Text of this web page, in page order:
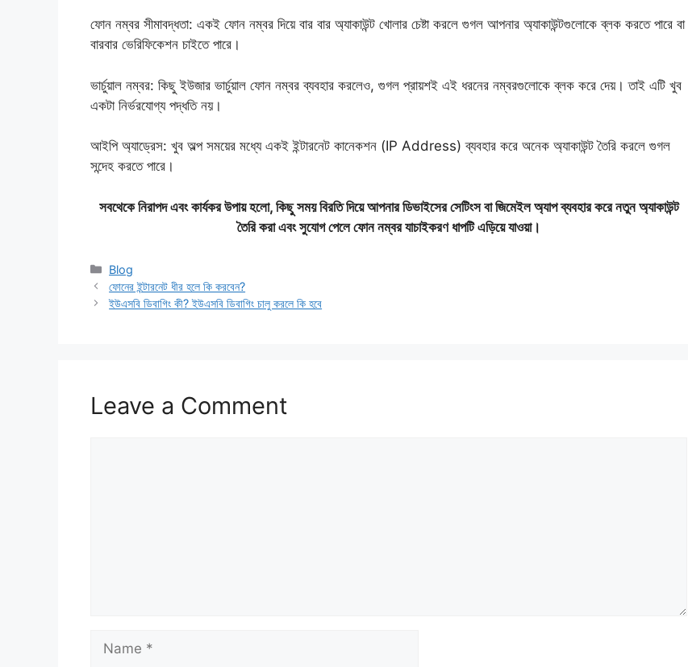
​ফোন নম্বর সীমাবদ্ধতা: একই ফোন নম্বর দিয়ে বার বার অ্যাকাউন্ট খোলার চেষ্টা করলে গুগল আপনার অ্যাকাউন্টগুলোকে ব্লক করতে পারে বা
বারবার ভেরিফিকেশন চাইতে পারে।
​ভার্চুয়াল নম্বর: কিছু ইউজার ভার্চুয়াল ফোন নম্বর ব্যবহার করলেও, গুগল প্রায়শই এই ধরনের নম্বরগুলোকে ব্লক করে দেয়। তাই এটি খুব
একটা নির্ভরযোগ্য পদ্ধতি নয়।
​আইপি অ্যাড্রেস: খুব অল্প সময়ের মধ্যে একই ইন্টারনেট কানেকশন (IP Address) ব্যবহার করে অনেক অ্যাকাউন্ট তৈরি করলে গুগল
সন্দেহ করতে পারে।
​সবথেকে নিরাপদ এবং কার্যকর উপায় হলো, কিছু সময় বিরতি দিয়ে আপনার ডিভাইসের সেটিংস বা জিমেইল অ্যাপ ব্যবহার করে নতুন অ্যাকাউন্ট
তৈরি করা এবং সুযোগ পেলে ফোন নম্বর যাচাইকরণ ধাপটি এড়িয়ে যাওয়া।
Categories
Blog
ফোনের ইন্টারনেট ধীর হলে কি করবেন?
ইউএসবি ডিবাগিং কী? ইউএসবি ডিবাগিং চালু করলে কি হবে
Leave a Comment